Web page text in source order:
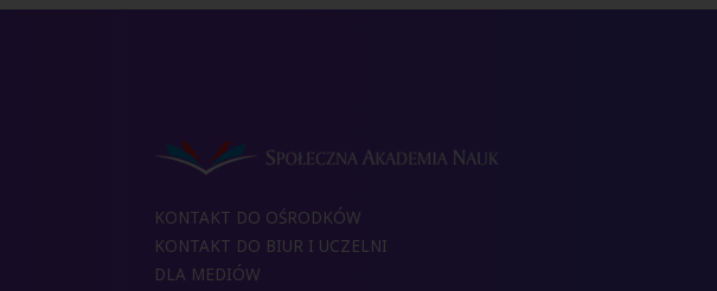
KONTAKT DO OŚRODKÓW
KONTAKT DO BIUR I UCZELNI
DLA MEDIÓW